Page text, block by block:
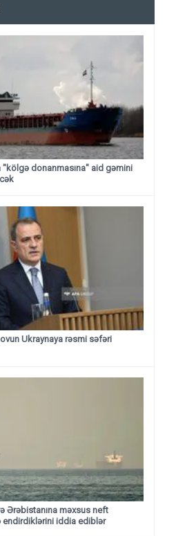
"kölgə donanmasına" aid gəmini
Ukraynaya rəsmi səfəri
Ərəbistanına məxsus neft
endirdiklərini iddia ediblər